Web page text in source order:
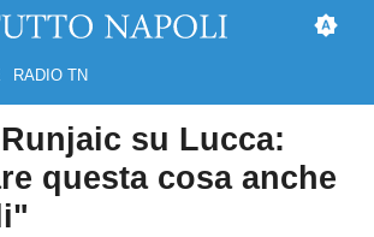
RADIO TN
su Lucca:
questa cosa anche